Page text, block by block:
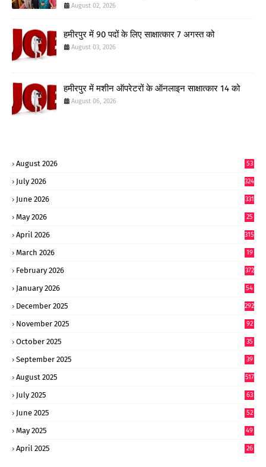
August 02, 2026
हमीरपुर में 90 पदों के लिए साक्षात्कार 7 अगस्त को
August 03, 2026
हमीरपुर में मशीन ऑपरेटरों के ऑनलाइन साक्षात्कार 14 को
August 06, 2026
August 2026 53
July 2026 324
June 2026 331
May 2026
25
April 2026 315
March 2026
19
February 2026 372
January 2026
54
December 2025 292
November 2025 92
October 2025 35
September 2025
39
August 2025 517
July 2025
63
June 2025
52
May 2025
49
April 2025 26